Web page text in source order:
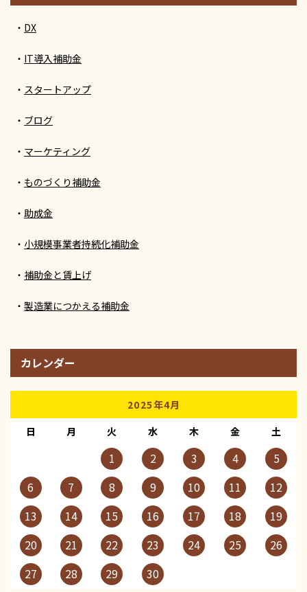
DX
IT導入補助金
スタートアップ
ブログ
マーケティング
ものづくり補助金
助成金
小規模事業者持続化補助金
補助金と賃上げ
製造業につかえる補助金
カレンダー
2025年4月
日
月 火 水 木 金 土
1 2 3 4
5
6
7 8 9 10 11
12
13
14 15 16 17 18
19
20
21 22 23 24 25
26
27
28 29 30